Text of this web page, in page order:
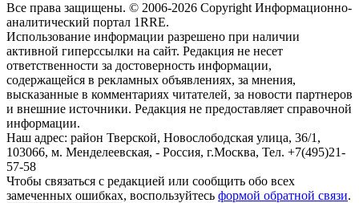
Все права защищены. © 2006-2026 Copyright Информационно-
аналитический портал 1RRE.
Использование информации разрешено при наличии
активной гиперссылки на сайт. Редакция не несет
ответственности за достоверность информации,
содержащейся в рекламных объявлениях, за мнения,
высказанные в комментариях читателей, за новости партнеров
и внешние источники. Редакция не предоставляет справочной
информации.
Наш адрес: район Тверской, Новослободская улица, 36/1 ,
103066, м. Менделеевская, - Россия, г.Москва, Тел. +7(495)21-
57-58
Чтобы связаться с редакцией или сообщить обо всех
замеченных ошибках, воспользуйтесь формой обратной связи.